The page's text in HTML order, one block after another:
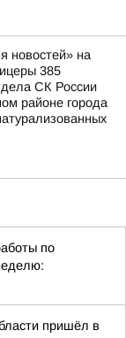
новостей» на
385
СК России
районе города
по
пришёл в